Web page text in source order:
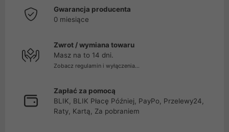
Gwarancja producenta
0 miesiące
Zwrot / wymiana towaru
Masz na to 14 dni.
Zobacz regulamin i wyłączenia...
Zapłać za pomocą
BLIK, BLIK Płacę Później, PayPo, Przelewy24,
Raty, Kartą, Za pobraniem